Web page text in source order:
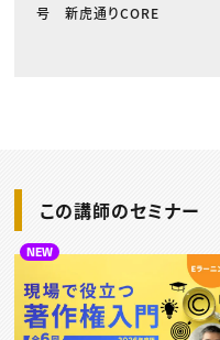
号 新虎通りCORE
この講師のセミナー
NEW